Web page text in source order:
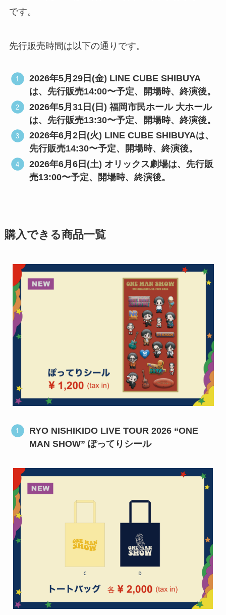
です。
先行販売時間は以下の通りです。
2026年5月29日(金) LINE CUBE SHIBUYA
は、先行販売14:00〜予定、開場時、終演後。
2026年5月31日(日) 福岡市民ホール 大ホール
は、先行販売13:30〜予定、開場時、終演後。
2026年6月2日(火) LINE CUBE SHIBUYAは、
先行販売14:30〜予定、開場時、終演後。
2026年6月6日(土) オリックス劇場は、先行販
売13:00〜予定、開場時、終演後。
購入できる商品一覧
RYO NISHIKIDO LIVE TOUR 2026 “ONE
MAN SHOW” ぽってりシール